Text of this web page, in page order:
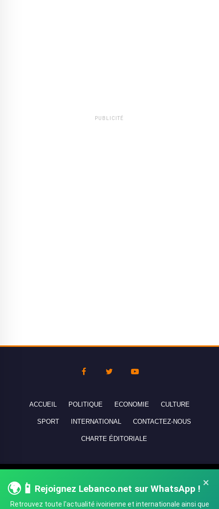
PUBLICITÉ
×
🌍📱 Rejoignez Lebanco.net sur WhatsApp !
Retrouvez toute l'actualité ivoirienne et internationale ainsi que
ACCUEIL POLITIQUE ECONOMIE CULTURE
SPORT INTERNATIONAL CONTACTEZ-NOUS
CHARTE ÉDITORIALE
réservés - All rights reserved.